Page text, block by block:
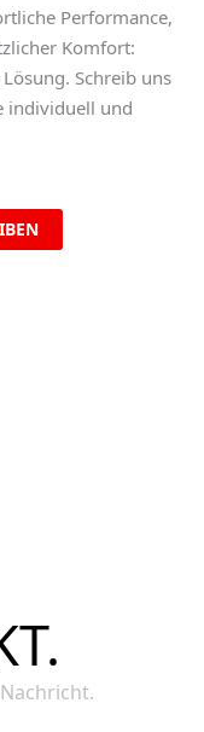
Performance,
Komfort:
Schreib uns
individuell und